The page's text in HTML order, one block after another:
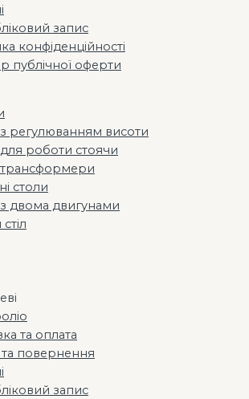
запис
конфіденційності
публічної оферти
регулюванням висоти
роботи стоячи
столи
двома двигунами
та оплата
повернення
запис